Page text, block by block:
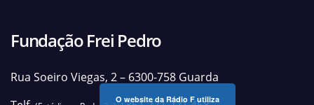
Fundação Frei Pedro
Rua Soeiro Viegas, 2 – 6300-758 Guarda
O website da Rádio F utiliza